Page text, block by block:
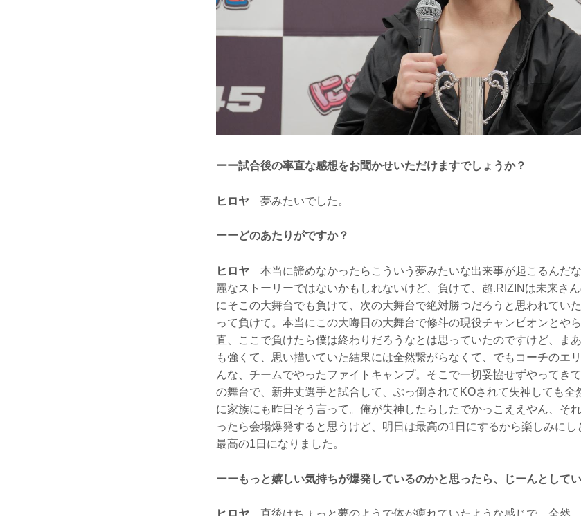
ーー試合後の率直な感想をお聞かせいただけますでしょうか？
ヒロヤ 夢みたいでした。
ーーどのあたりがですか？
ヒロヤ 本当に諦めなかったらこういう夢みたいな出来事が起こるんだ
麗なストーリーではないかもしれないけど、負けて、超.RIZINは未来さ
にそこの大舞台でも負けて、次の大舞台で絶対勝つだろうと思われてい
って負けて。本当にこの大晦日の大舞台で修斗の現役チャンピオンとや
直、ここで負けたら僕は終わりだろうなとは思っていたのですけど、ま
も強くて、思い描いていた結果には全然繋がらなくて、でもコーチのエ
んな、チームでやったファイトキャンプ。そこで一切妥協せずやってき
の舞台で、新井丈選手と試合して、ぶっ倒されてKOされて失神しても全
に家族にも昨日そう言って。俺が失神したらしたでかっこええやん、そ
ったら会場爆発すると思うけど、明日は最高の1日にするから楽しみにし
最高の1日になりました。
ーーもっと嬉しい気持ちが爆発しているのかと思ったら、じーんとして